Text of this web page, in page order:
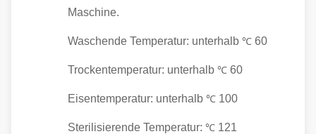
Maschine.
Waschende Temperatur: unterhalb ℃ 60
Trockentemperatur: unterhalb ℃ 60
Eisentemperatur: unterhalb ℃ 100
Sterilisierende Temperatur: ℃ 121